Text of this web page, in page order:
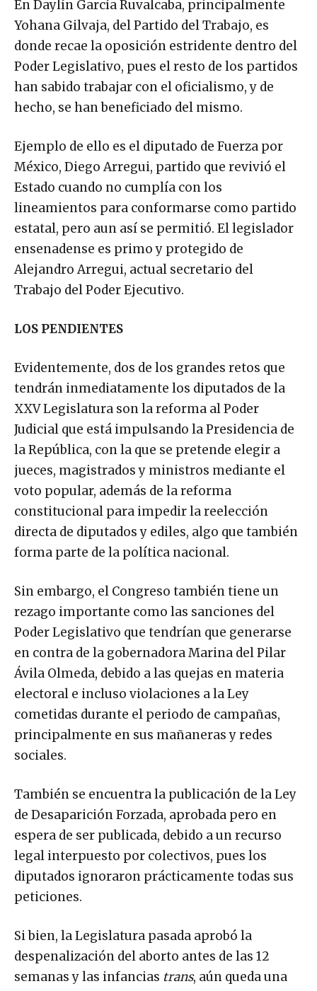
En Daylín García Ruvalcaba, principalmente
Yohana Gilvaja, del Partido del Trabajo, es
donde recae la oposición estridente dentro del
Poder Legislativo, pues el resto de los partidos
han sabido trabajar con el oficialismo, y de
hecho, se han beneficiado del mismo.
Ejemplo de ello es el diputado de Fuerza por
México, Diego Arregui, partido que revivió el
Estado cuando no cumplía con los
lineamientos para conformarse como partido
estatal, pero aun así se permitió. El legislador
ensenadense es primo y protegido de
Alejandro Arregui, actual secretario del
Trabajo del Poder Ejecutivo.
LOS PENDIENTES
Evidentemente, dos de los grandes retos que
tendrán inmediatamente los diputados de la
XXV Legislatura son la reforma al Poder
Judicial que está impulsando la Presidencia de
la República, con la que se pretende elegir a
jueces, magistrados y ministros mediante el
voto popular, además de la reforma
constitucional para impedir la reelección
directa de diputados y ediles, algo que también
forma parte de la política nacional.
Sin embargo, el Congreso también tiene un
rezago importante como las sanciones del
Poder Legislativo que tendrían que generarse
en contra de la gobernadora Marina del Pilar
Ávila Olmeda, debido a las quejas en materia
electoral e incluso violaciones a la Ley
cometidas durante el periodo de campañas,
principalmente en sus mañaneras y redes
sociales.
También se encuentra la publicación de la Ley
de Desaparición Forzada, aprobada pero en
espera de ser publicada, debido a un recurso
legal interpuesto por colectivos, pues los
diputados ignoraron prácticamente todas sus
peticiones.
Si bien, la Legislatura pasada aprobó la
despenalización del aborto antes de las 12
semanas y las infancias trans, aún queda una